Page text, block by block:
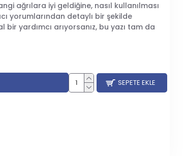
ağrılara iyi geldiğine, nasıl kullanılması
yorumlarından detaylı bir şekilde
bir yardımcı arıyorsanız, bu yazı tam da
SEPETE EKLE